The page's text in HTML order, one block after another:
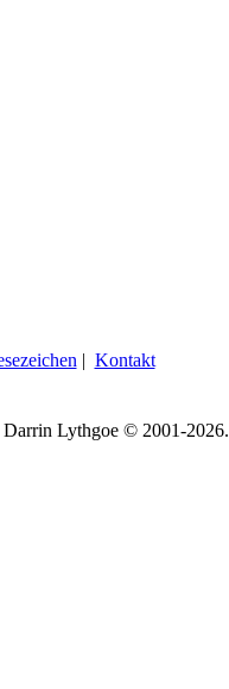
| Kontakt
Lythgoe © 2001-2026.